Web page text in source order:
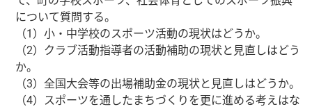
について質問する。
（1）小・中学校のスポーツ活動の現状はどうか。
（2）クラブ活動指導者の活動補助の現状と見直しはどう
か。
（3）全国大会等の出場補助金の現状と見直しはどうか。
（4）スポーツを通したまちづくりを更に進める考えはな